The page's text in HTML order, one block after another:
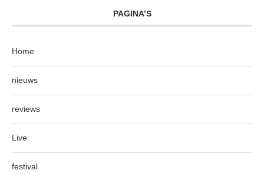
PAGINA’S
Home
nieuws
reviews
Live
festival